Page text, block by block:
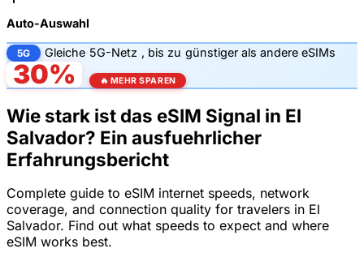
Auto-Auswahl
5G Gleiche 5G-Netz , bis zu günstiger als andere eSIMs
30% 🔥 MEHR SPAREN
Wie stark ist das eSIM Signal in El
Salvador? Ein ausfuehrlicher
Erfahrungsbericht
Complete guide to eSIM internet speeds, network
coverage, and connection quality for travelers in El
Salvador. Find out what speeds to expect and where
eSIM works best.